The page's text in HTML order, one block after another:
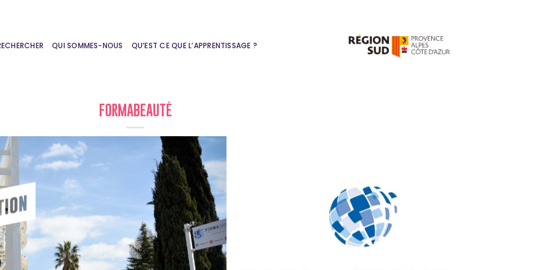
QUI SOMMES-NOUS QU’EST CE QUE L’APPRENTISSAGE ?
FORMABEAUTÉ